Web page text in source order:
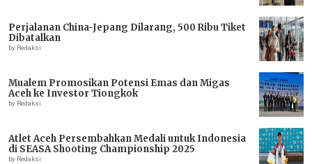
Perjalanan China-Jepang Dilarang, 500 Ribu Tiket
Dibatalkan
by Redaksi
Mualem Promosikan Potensi Emas dan Migas
Aceh ke Investor Tiongkok
by Redaksi
Atlet Aceh Persembahkan Medali untuk Indonesia
di SEASA Shooting Championship 2025
by Redaksi